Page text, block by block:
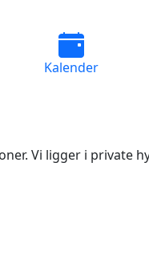
Kalender
Vi ligger i private